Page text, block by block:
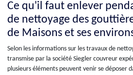
Ce qu'il faut enlever
de nettoyage des
de Maisons et ses
Selon les informations sur les travaux de
transmise par la société Siegler couvreur
plusieurs éléments peuvent venir se déposer